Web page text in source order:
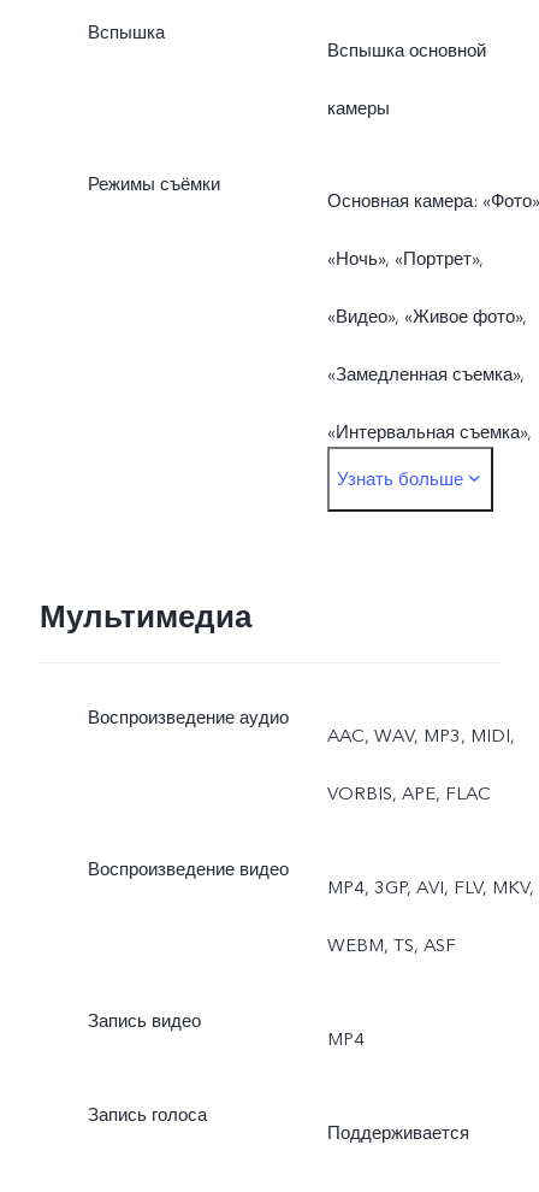
Вспышка
Вспышка основной
камеры
Режимы съёмки
Основная камера:
«Ночь», «Портрет»,
«Видео», «Живое фото»,
«Замедленная съемка»,
«Интервальная съемка»,
«Режим Pro»,
«Двухоконный режим»
Узнать больше
Мультимедиа
Воспроизведение аудио
AAC, WAV, MP3, MIDI,
VORBIS, APE, FLAC
Воспроизведение видео
MP4, 3GP, AVI, FLV, MKV,
WEBM, TS, ASF
Запись видео
MP4
Запись голоса
Поддерживается